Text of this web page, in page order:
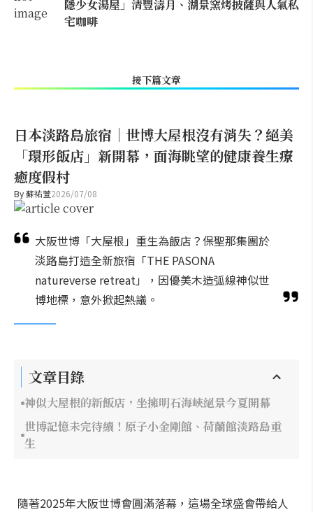
隱少女湯屋」清豐濤月、湖景窯烤披薩與人氣私
宅咖啡
接下篇文章
日本淡路島旅宿｜世博大屋根沒有消失？絕美
「環形飯店」新開幕，面海眺望的健康養生療
癒度假村
By蘇祐萱2026/07/08
大阪世博「大屋根」重生為飯店？保聖那集團於
淡路島打造全新旅宿「THE PASONA
natureverse retreat」，因優美木造弧線神似世
博地標，意外掀起熱議。
文章目錄
神似大屋根的新飯店，坐擁明石海峽絕景今夏開幕
世博記憶未完待續！原子小金剛館、荷蘭館淡路島重
生
隨著2025年大阪世博會圓滿落幕，這場全球盛會帶給人